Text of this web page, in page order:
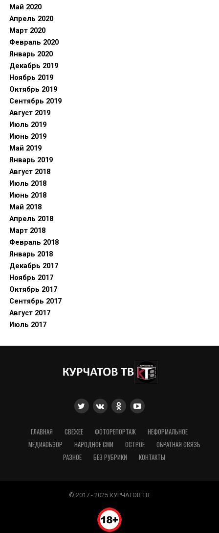
Май 2020
Апрель 2020
Март 2020
Февраль 2020
Январь 2020
Декабрь 2019
Ноябрь 2019
Октябрь 2019
Сентябрь 2019
Август 2019
Июль 2019
Июнь 2019
Май 2019
Январь 2019
Август 2018
Июль 2018
Июнь 2018
Май 2018
Апрель 2018
Март 2018
Февраль 2018
Январь 2018
Декабрь 2017
Ноябрь 2017
Октябрь 2017
Сентябрь 2017
Август 2017
Июль 2017
ГЛАВНАЯ СВЕЖЕЕ ФОТОРЕПОРТАЖ
НЕФОРМАЛЬНОЕ
МЕДИАОБЗОР
НАРОДНОЕ СМИ ОСТРОЕ
ОБРАТНАЯ СВЯЗЬ
РАЗНОЕ
БЕЗ РУБРИКИ КОНТАКТЫ
© 2017 - 2025 КУРЧАТОВ ТВ